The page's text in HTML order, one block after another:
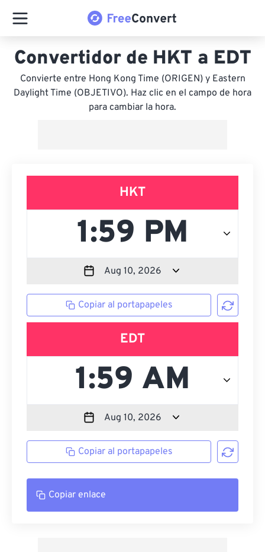
Convertidor de HKT a EDT
Convierte entre Hong Kong Time (ORIGEN) y Eastern
Daylight Time (OBJETIVO). Haz clic en el campo de hora
para cambiar la hora.
HKT
Copiar al portapapeles
EDT
Copiar al portapapeles
Copiar enlace